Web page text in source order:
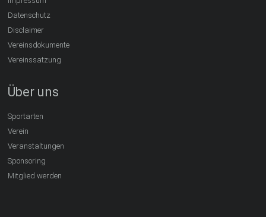
Datenschutz
Disclaimer
Vereinsdokumente
Vereinssatzung
Über uns
Sportarten
Verein
Veranstaltungen
Sponsoring
Mitglied werden